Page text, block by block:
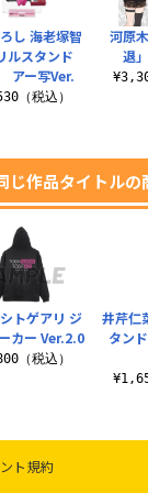
し 海老塚智
ルスタンド
アー写Ver.
（税込）
河原
退
じ作品タイトルの
トゲアリ ジ
カー Ver.2.0
（税込）
井芹仁
タン
ト規約